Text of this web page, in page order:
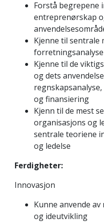
Forstå begrepene
entreprenørskap
Kjenne til sentrale
forretningsanalyse
Kjenne til de
og dets
og finansiering
Kjenn til de mest
organisasjons og
sentrale teoriene
og ledelse
Ferdigheter:
Innovasjon
Kunne anvende
og ideutvikling